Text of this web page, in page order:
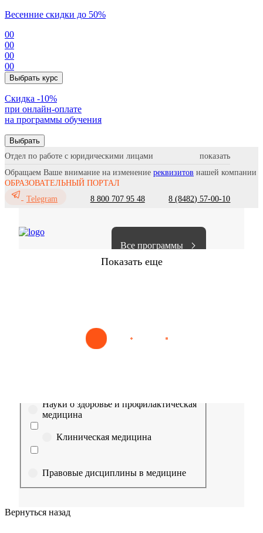
Весенние скидки до 50%
00
00
00
00
Выбрать курс
Cкидка -10%
при онлайн-оплате
на программы обучения
Выбрать
Отдел по работе с юридическими лицами
Обращаем Ваше внимание на изменение реквизитов нашей компании
ОБРАЗОВАТЕЛЬНЫЙ ПОРТАЛ
Telegram
8 800 707 95 48 8 (8482) 57-00-10
Все программы
Показать еще
Сестринское дело Эпидемиология Медицинская помощь
Выберите направление
Науки о здоровье и профилактическая
медицина
Клиническая медицина
Правовые дисциплины в медицине
Вернуться назад